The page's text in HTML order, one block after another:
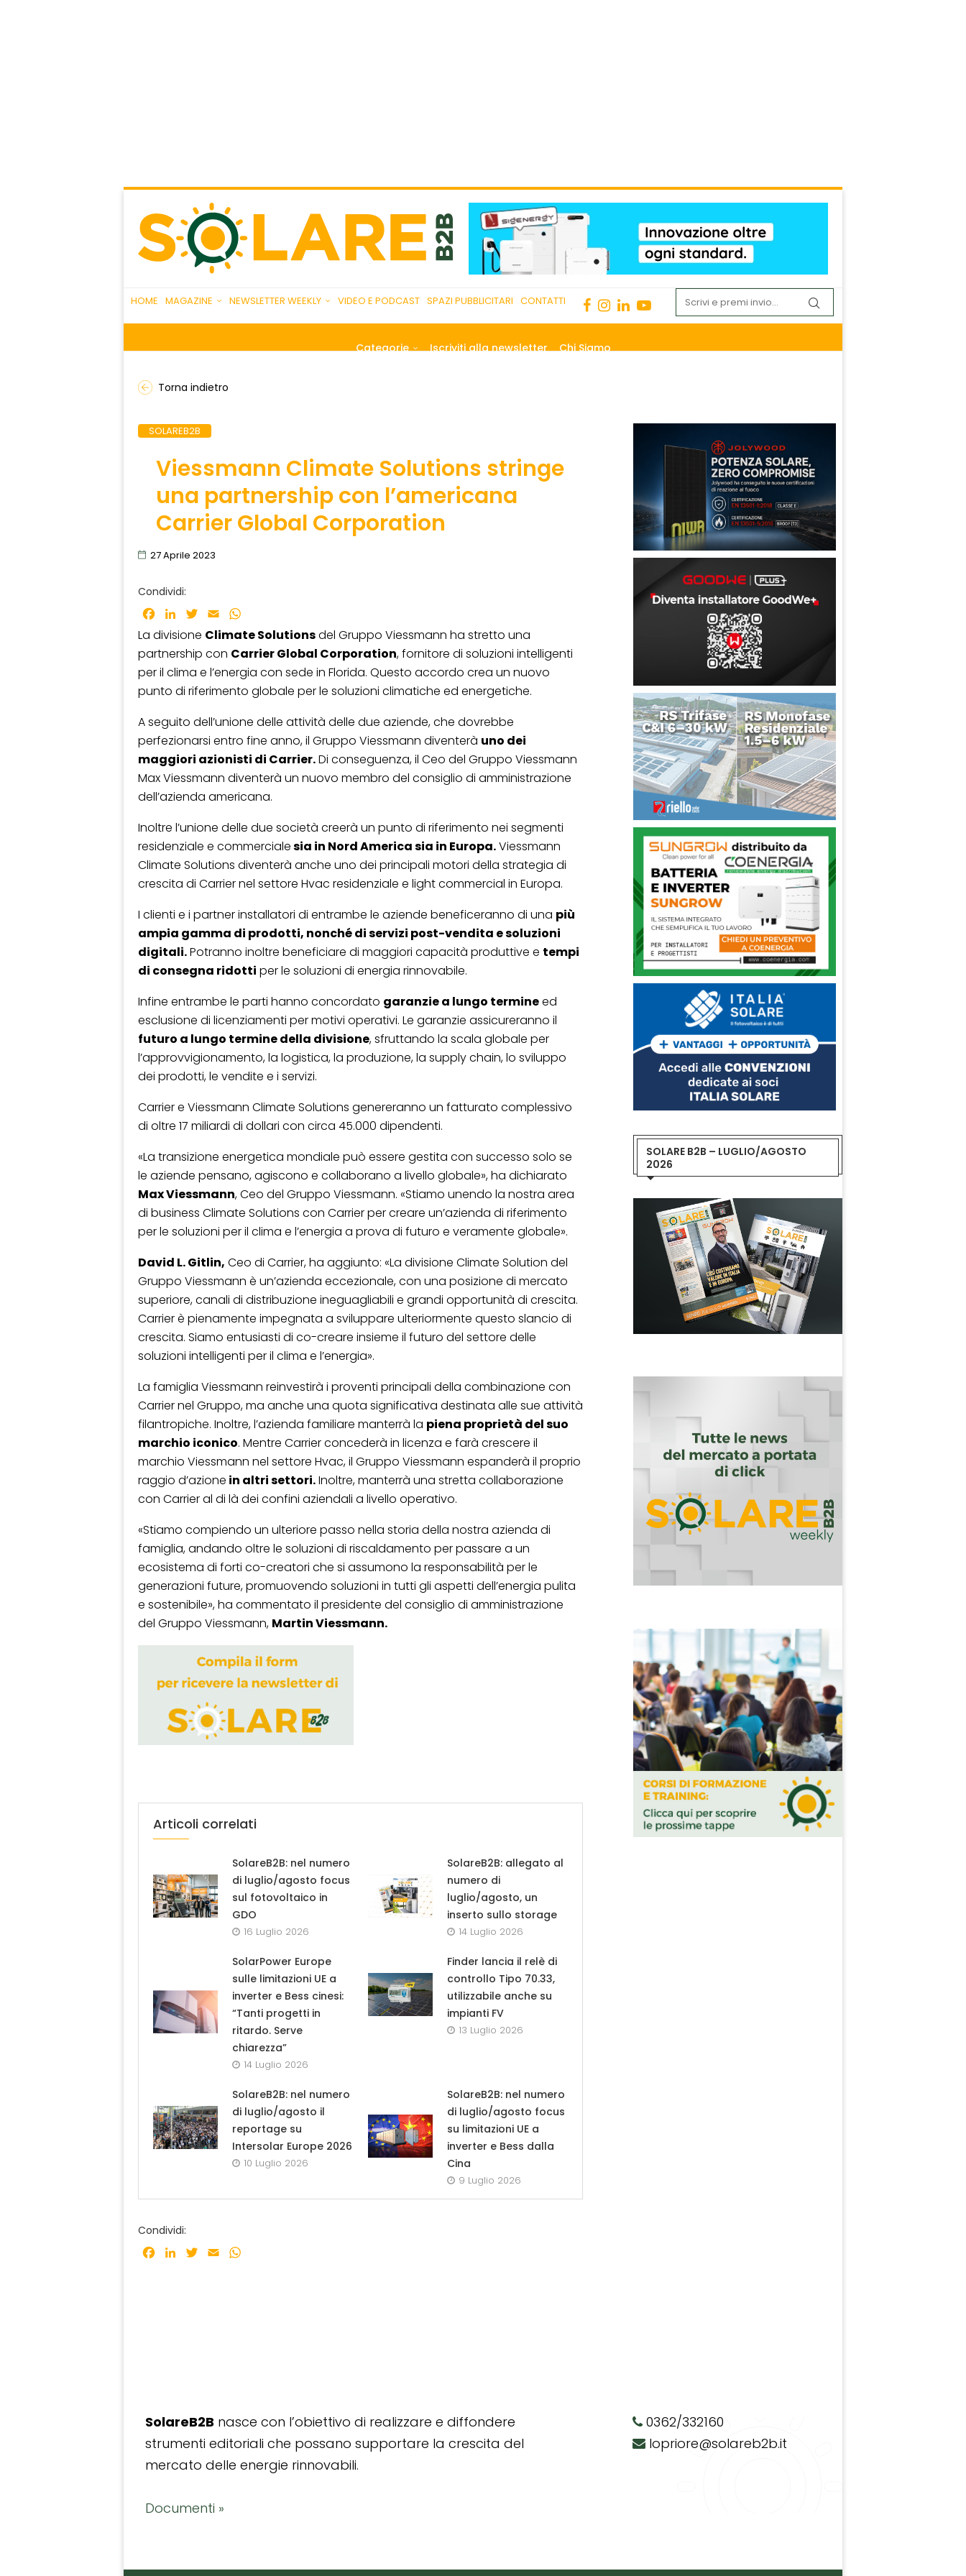
HOME MAGAZINE NEWSLETTER WEEKLY VIDEO E PODCAST SPAZI PUBBLICITARI CONTATTI
Categorie Iscriviti alla newsletter Chi Siamo
Torna indietro
SOLAREB2B
Viessmann Climate Solutions stringe
una partnership con l’americana
Carrier Global Corporation
27 Aprile 2023
Condividi:
Facebook
LinkedInTwitter
Email
La divisione Climate Solutionsdel Gruppo Viessmann ha stretto una
partnership con Carrier Global Corporation, fornitore di soluzioni intelligenti
per il clima e l’energia con sede in Florida. Questo accordo crea un nuovo
punto di riferimento globale per le soluzioni climatiche ed energetiche.
A seguito dell’unione delle attività delle due aziende, che dovrebbe
perfezionarsi entro fine anno, il Gruppo Viessmann diventerà uno dei
maggiori azionisti di Carrier.Di conseguenza, il Ceo del Gruppo Viessmann
Max Viessmann diventerà un nuovo membro del consiglio di amministrazione
dell’azienda americana.
Inoltre l’unione delle due società creerà un punto di riferimento nei segmenti
residenziale e commercialesia in Nord America sia in Europa.Viessmann
Climate Solutions diventerà anche uno dei principali motori della strategia di
crescita di Carrier nel settore Hvac residenziale e light commercial in Europa.
I clienti e i partner installatori di entrambe le aziende beneficeranno di una più
ampia gamma di prodotti, nonché di servizi post-vendita e soluzioni
digitali.Potranno inoltre beneficiare di maggiori capacità produttive e tempi
di consegna ridotti per le soluzioni di energia rinnovabile.
Infine entrambe le parti hanno concordato garanzie a lungo termineed
esclusione di licenziamenti per motivi operativi. Le garanzie assicureranno il
futuro a lungo termine della divisione, sfruttando la scala globale per
l’approvvigionamento, la logistica, la produzione, la supply chain, lo sviluppo
dei prodotti, le vendite e i servizi.
Carrier e Viessmann Climate Solutions genereranno un fatturato complessivo
di oltre 17 miliardi di dollari con circa 45.000 dipendenti.
«La transizione energetica mondiale può essere gestita con successo solo se
le aziende pensano, agiscono e collaborano a livello globale», ha dichiarato
Max Viessmann, Ceo del Gruppo Viessmann. «Stiamo unendo la nostra area
di business Climate Solutions con Carrier per creare un’azienda di riferimento
per le soluzioni per il clima e l’energia a prova di futuro e veramente globale».
David L. Gitlin, Ceo di Carrier, ha aggiunto: «La divisione Climate Solution del
Gruppo Viessmann è un’azienda eccezionale, con una posizione di mercato
superiore, canali di distribuzione ineguagliabili e grandi opportunità di crescita.
Carrier è pienamente impegnata a sviluppare ulteriormente questo slancio di
crescita. Siamo entusiasti di co-creare insieme il futuro del settore delle
soluzioni intelligenti per il clima e l’energia».
La famiglia Viessmann reinvestirà i proventi principali della combinazione con
Carrier nel Gruppo, ma anche una quota significativa destinata alle sue attività
filantropiche. Inoltre, l’azienda familiare manterrà la piena proprietà del suo
marchio iconico. Mentre Carrier concederà in licenza e farà crescere il
marchio Viessmann nel settore Hvac, il Gruppo Viessmann espanderà il proprio
raggio d’azione in altri settori.Inoltre, manterrà una stretta collaborazione
con Carrier al di là dei confini aziendali a livello operativo.
«Stiamo compiendo un ulteriore passo nella storia della nostra azienda di
famiglia, andando oltre le soluzioni di riscaldamento per passare a un
ecosistema di forti co-creatori che si assumono la responsabilità per le
generazioni future, promuovendo soluzioni in tutti gli aspetti dell’energia pulita
e sostenibile», ha commentato il presidente del consiglio di amministrazione
del Gruppo Viessmann, Martin Viessmann.
Articoli correlati
SolareB2B: nel numero
di luglio/agosto focus
sul fotovoltaico in
GDO
16 Luglio 2026
SolareB2B: allegato al
numero di
luglio/agosto, un
inserto sullo storage
14 Luglio 2026
SolarPower Europe
sulle limitazioni UE a
inverter e Bess cinesi:
“Tanti progetti in
ritardo. Serve
chiarezza”
14 Luglio 2026
Finder lancia il relè di
controllo Tipo 70.33,
utilizzabile anche su
impianti FV
13 Luglio 2026
SolareB2B: nel numero
di luglio/agosto il
reportage su
Intersolar Europe 2026
10 Luglio 2026
SolareB2B: nel numero
di luglio/agosto focus
su limitazioni UE a
inverter e Bess dalla
Cina
9 Luglio 2026
Condividi:
Facebook
LinkedInTwitter
Email
SOLARE B2B – LUGLIO/AGOSTO
2026
SolareB2B nasce con l’obiettivo di realizzare e diffondere
strumenti editoriali che possano supportare la crescita del
mercato delle energie rinnovabili.
Documenti »
0362/332160
lopriore@solareb2b.it